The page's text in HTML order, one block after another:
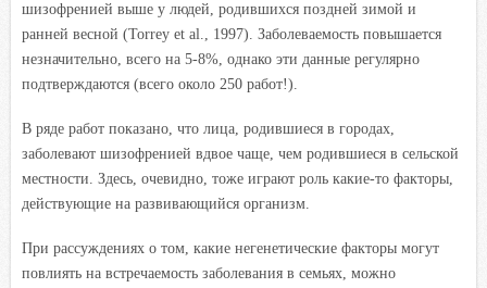
шизофренией выше у людей, родившихся поздней зимой и
ранней весной (Torrey et al., 1997). Заболеваемость повышается
незначительно, всего на 5-8%, однако эти данные регулярно
подтверждаются (всего около 250 работ!).
В ряде работ показано, что лица, родившиеся в городах,
заболевают шизофренией вдвое чаще, чем родившиеся в сельской
местности. Здесь, очевидно, тоже играют роль какие-то факторы,
действующие на развивающийся организм.
При рассуждениях о том, какие негенетические факторы могут
повлиять на встречаемость заболевания в семьях, можно